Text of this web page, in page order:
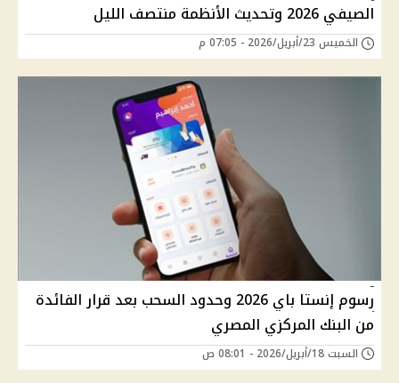
الصيفي 2026 وتحديث الأنظمة منتصف الليل
الخميس 23/أبريل/2026 - 07:05 م
رسوم إنستا باي 2026 وحدود السحب بعد قرار الفائدة
من البنك المركزي المصري
السبت 18/أبريل/2026 - 08:01 ص